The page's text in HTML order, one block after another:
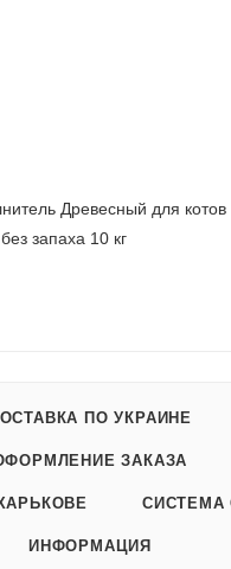
Древесный для котов
запаха 10 кг
ПО УКРАИНЕ
ЗАКАЗА
СИСТЕМА
ИНФОРМАЦИЯ